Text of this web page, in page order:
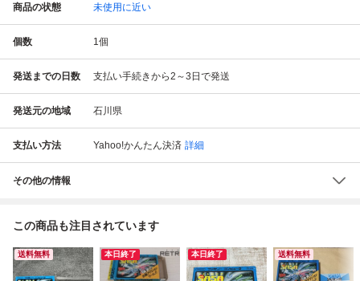
商品の状態 未使用に近い
個数 1個
発送までの日数 支払い手続きから2～3日で発送
発送元の地域 石川県
支払い方法 Yahoo!かんたん決済 詳細
その他の情報
この商品も注目されています
送料無料 本日終了 本日終了 送料無料